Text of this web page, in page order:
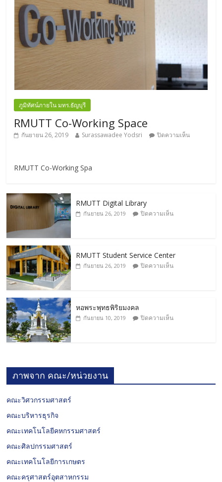
ภูมิทัศน์ภายใน มทร.ธัญบุรี
RMUTT Co-Working Space
กันยายน 26, 2019 Surassawadee Yodsri ปิดความเห็น
RMUTT Co-Working Spa
RMUTT Digital Library
กันยายน 26, 2019 ปิดความเห็น
RMUTT Student Service Center
กันยายน 26, 2019 ปิดความเห็น
หอพระพุทธพิริยมงคล
กันยายน 10, 2019 ปิดความเห็น
ภาพจาก คณะ/หน่วยงาน
คณะวิศวกรรมศาสตร์
คณะบริหารธุรกิจ
คณะเทคโนโลยีคหกรรมศาสตร์
คณะศิลปกรรมศาสตร์
คณะเทคโนโลยีการเกษตร
คณะครุศาสตร์อุตสาหกรรม